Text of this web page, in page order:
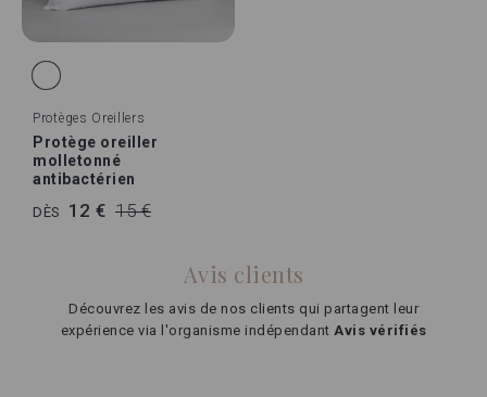
Protèges Oreillers
Protège oreiller
molletonné
antibactérien
DÈS 12 € 15 €
Avis clients
Découvrez les avis de nos clients qui partagent leur
expérience via l'organisme indépendant Avis vérifiés